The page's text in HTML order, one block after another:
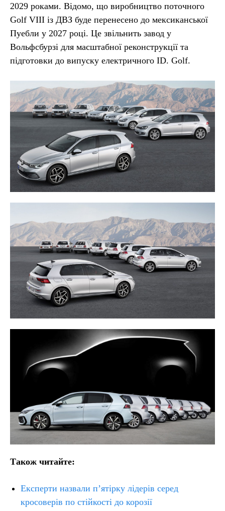
2029 роками. Відомо, що виробництво поточного
Golf VIII із ДВЗ буде перенесено до мексиканської
Пуебли у 2027 році. Це звільнить завод у
Вольфсбурзі для масштабної реконструкції та
підготовки до випуску електричного ID. Golf.
Також читайте:
Експерти назвали п’ятірку лідерів серед
кросоверів по стійкості до корозії